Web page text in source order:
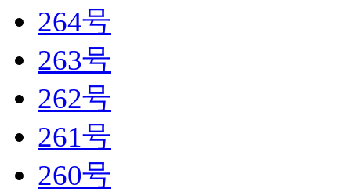
264号
263号
262号
261号
260号